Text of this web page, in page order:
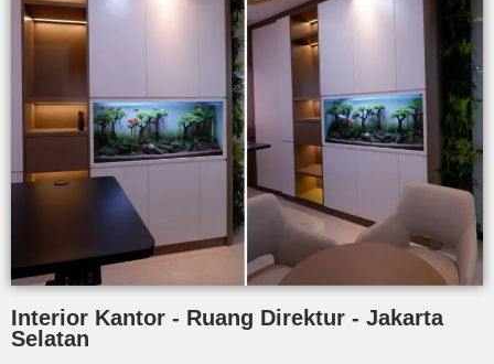
Interior Kantor - Ruang Direktur - Jakarta
Selatan